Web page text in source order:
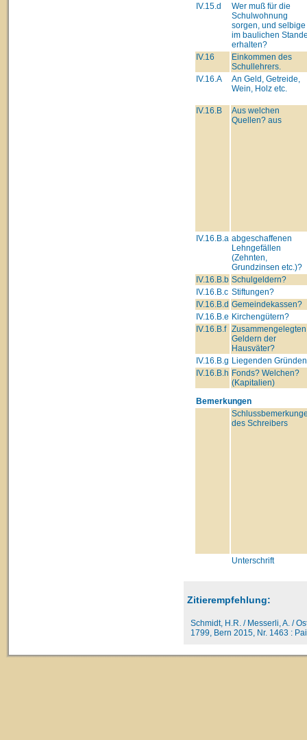
IV.15.d
Wer muß für die
Schulwohnung
sorgen, und selbige
im baulichen
erhalten?
IV.16
Einkommen des
Schullehrers.
IV.16.A
An Geld, Getreide,
Wein, Holz etc.
IV.16.B
Aus welchen
Quellen? aus
IV.16.B.a abgeschaffenen
Lehngefällen
(Zehnten,
Grundzinsen etc.)?
IV.16.B.b Schulgeldern?
IV.16.B.c Stiftungen?
IV.16.B.d Gemeindekassen?
IV.16.B.e Kirchengütern?
IV.16.B.f Zusammengelegten
Geldern der
Hausväter?
IV.16.B.g Liegenden
IV.16.B.h Fonds? Welchen?
(Kapitalien)
Bemerkungen
des Schreibers
Unterschrift
Zitierempfehlung:
Schmidt, H.R. / Messerli, A. /
1799, Bern 2015, Nr. 1463 :